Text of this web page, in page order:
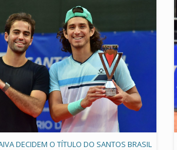
DECIDEM O TÍTULO DO SANTOS BRASIL